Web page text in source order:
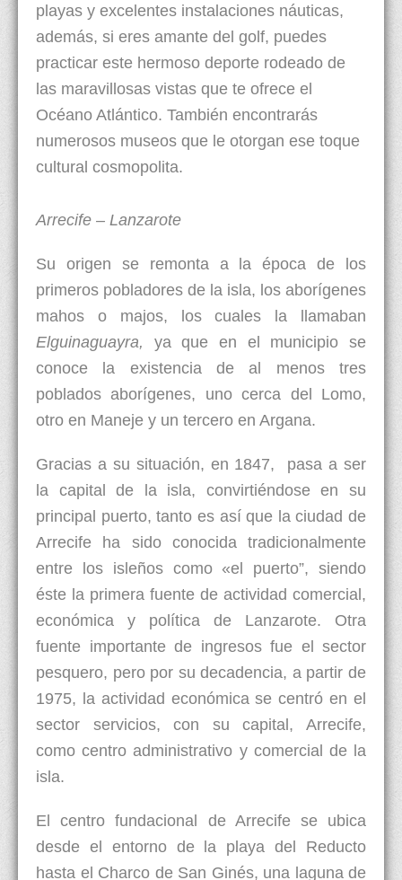
playas y excelentes instalaciones náuticas,
además, si eres amante del golf, puedes
practicar este hermoso deporte rodeado de
las maravillosas vistas que te ofrece el
Océano Atlántico. También encontrarás
numerosos museos que le otorgan ese toque
cultural cosmopolita.
Arrecife – Lanzarote
Su origen se remonta a la época de los
primeros pobladores de la isla, los aborígenes
mahos o majos, los cuales la llamaban
Elguinaguayra, ya que en el municipio se
conoce la existencia de al menos tres
poblados aborígenes, uno cerca del Lomo,
otro en Maneje y un tercero en Argana.
Gracias a su situación, en 1847, pasa a ser
la capital de la isla, convirtiéndose en su
principal puerto, tanto es así que la ciudad de
Arrecife ha sido conocida tradicionalmente
entre los isleños como «el puerto”, siendo
éste la primera fuente de actividad comercial,
económica y política de Lanzarote. Otra
fuente importante de ingresos fue el sector
pesquero, pero por su decadencia, a partir de
1975, la actividad económica se centró en el
sector servicios, con su capital, Arrecife,
como centro administrativo y comercial de la
isla.
El centro fundacional de Arrecife se ubica
desde el entorno de la playa del Reducto
hasta el Charco de San Ginés, una laguna de